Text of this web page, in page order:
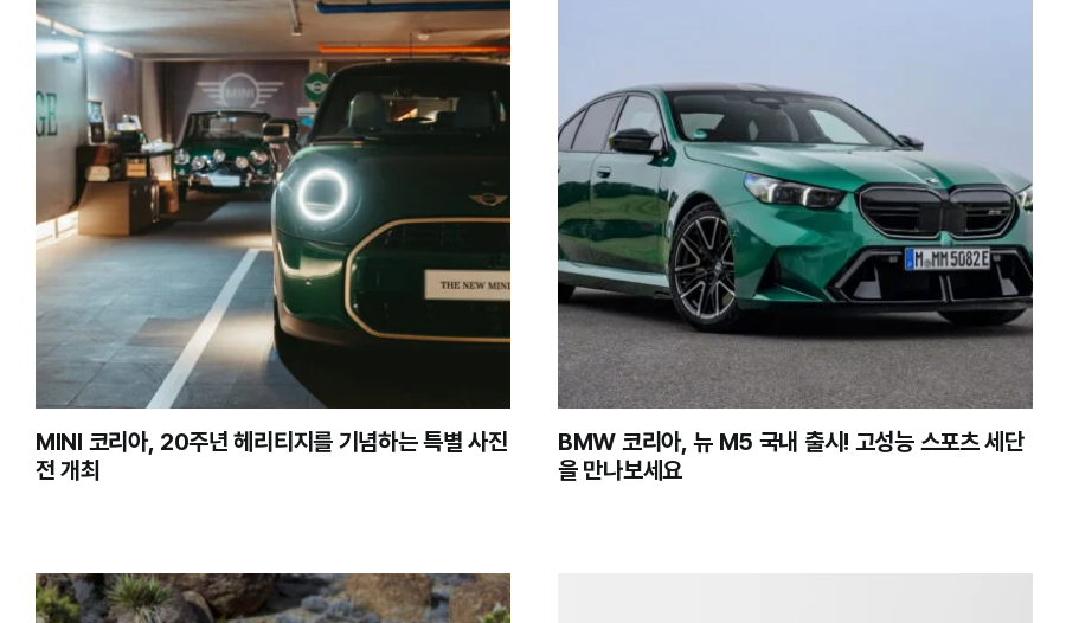
MINI 코리아, 20주년 헤리티지를 기념하는 특별 사진
전 개최
BMW 코리아, 뉴 M5 국내 출시! 고성능 스포츠 세단
을 만나보세요